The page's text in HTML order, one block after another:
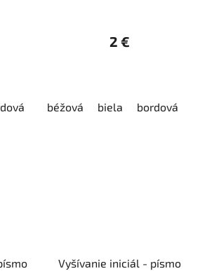
červená čierna fialová
2 €
béžová biela bordová
Vyšívanie iniciál - písmo